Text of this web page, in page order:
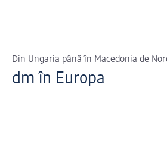
Din Ungaria până în Macedonia de
dm în Europa